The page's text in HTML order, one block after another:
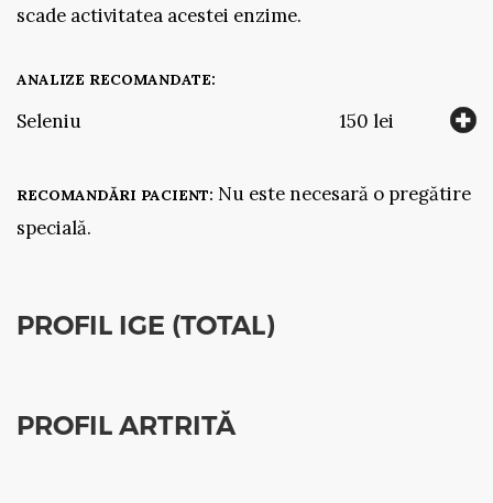
scade activitatea acestei enzime.
ANALIZE RECOMANDATE:
Seleniu 150 lei
RECOMANDĂRI PACIENT: Nu este necesară o pregătire
specială.
PROFIL IGE (TOTAL)
PROFIL ARTRITĂ